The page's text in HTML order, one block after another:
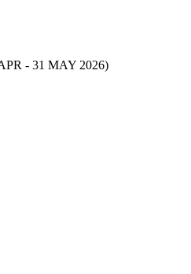
- 31 MAY 2026)